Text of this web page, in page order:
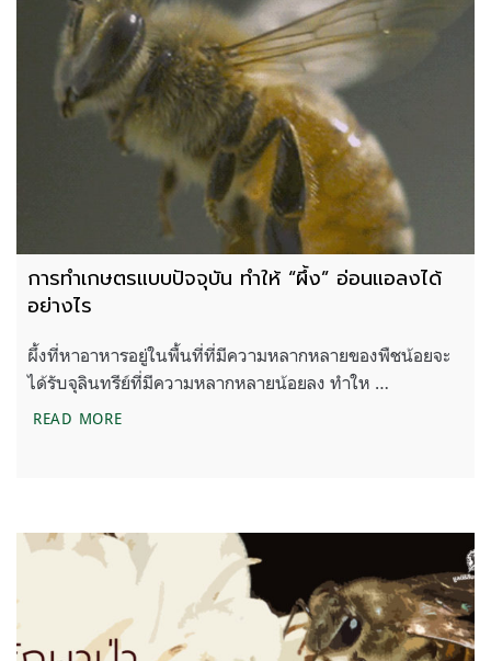
การทำเกษตรแบบปัจจุบัน ทำให้ “ผึ้ง” อ่อนแอลงได้
อย่างไร
ผึ้งที่หาอาหารอยู่ในพื้นที่ที่มีความหลากหลายของพืชน้อยจะ
ได้รับจุลินทรีย์ที่มีความหลากหลายน้อยลง ทำให …
READ MOREการทำเกษตรแบบปัจจุบัน ทำให้ “ผึ้ง” อ่อนแอลงได้อย่า